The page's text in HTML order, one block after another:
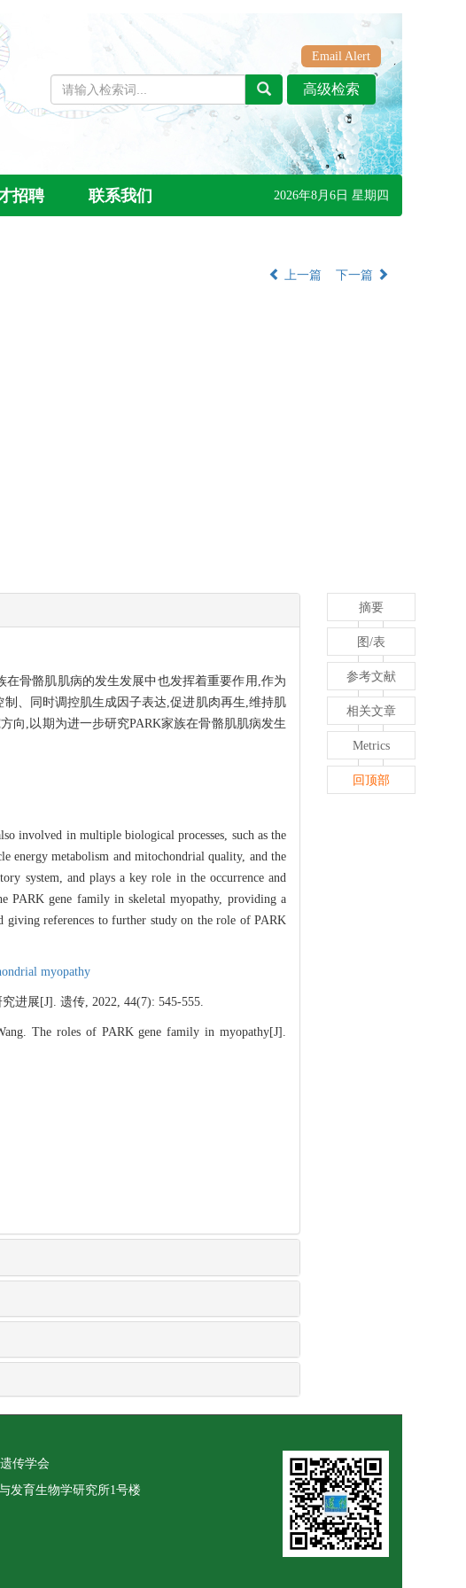
Email Alert
招聘 联系我们 2026年8月6日 星期四
上一篇 下一篇
骨骼肌肌病的发生发展中也发挥着重要作用,作为
、同时调控肌生成因子表达,促进肌肉再生,维持肌
向,以期为进一步研究PARK家族在骨骼肌肌病发生
involved in multiple biological processes, such as the
energy metabolism and mitochondrial quality, and the
system, and plays a key role in the occurrence and
PARK gene family in skeletal myopathy, providing a
giving references to further study on the role of PARK
myopathy
进展[J]. 遗传, 2022, 44(7): 545-555.
The roles of PARK gene family in myopathy[J].
摘要
图/表
参考文献
相关文章
Metrics
回顶部
传学会
发育生物学研究所1号楼